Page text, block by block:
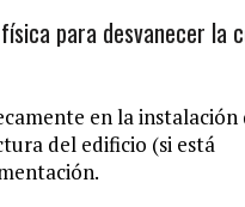
para desvanecer la
en la instalación
del edificio (si está